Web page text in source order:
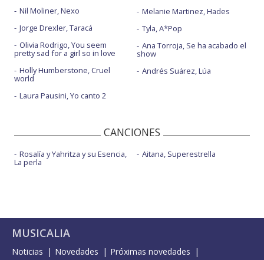
Nil Moliner, Nexo
Jorge Drexler, Taracá
Olivia Rodrigo, You seem
pretty sad for a girl so in love
Holly Humberstone, Cruel
world
Laura Pausini, Yo canto 2
Melanie Martinez, Hades
Tyla, A*Pop
Ana Torroja, Se ha acabado el
show
Andrés Suárez, Lúa
CANCIONES
Rosalía y Yahritza y su Esencia,
La perla
Aitana, Superestrella
MUSICALIA
Noticias Novedades
Próximas novedades